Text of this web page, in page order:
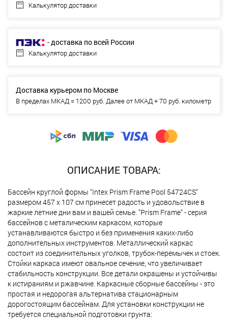
Калькулятор доставки
- доставка по всей России
Калькулятор доставки
Доставка курьером по Москве
В пределах МКАД = 1200 руб. Далее от МКАД + 70 руб. километр
ОПИСАНИЕ ТОВАРА:
Бассейн круглой формы "Intex Prism Frame Pool 54724CS"
размером 457 х 107 см принесет радость и удовольствие в
жаркие летние дни вам и вашей семье. "Prism Frame" - серия
бассейнов с металическим каркасом, которые
устанавливаются быстро и без применения каких-либо
дополнительных инструментов. Металлический каркас
состоит из соединительных уголков, трубок-перемычек и стоек.
Стойки каркаса имеют овальное сечение, что увеличивает
стабильность конструкции. Все детали окрашены и устойчивы
к истираниям и ржавчине. Каркасные сборные бассейны - это
простая и недорогая альтернатива стационарным
дорогостоящим бассейнам. Для установки конструкции не
требуется специальной подготовки грунта: